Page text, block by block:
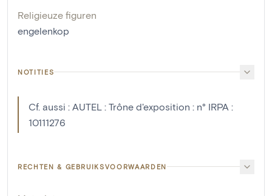
Religieuze figuren
engelenkop
NOTITIES
Cf. aussi : AUTEL : Trône d'exposition : n° IRPA :
10111276
RECHTEN & GEBRUIKSVOORWAARDEN